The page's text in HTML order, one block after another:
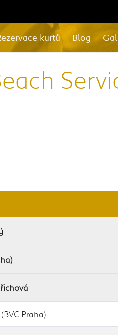
kurtů Blog
Praha)